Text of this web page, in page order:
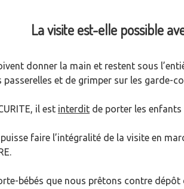
La visite est-elle possible
donner la main et restent sous
et de grimper sur les garde-
il est interdit de porter les enfants
puisse faire l’intégralité de la visite en
bébés que nous prêtons contre dépôt